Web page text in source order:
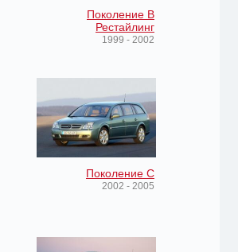
Поколение B
Рестайлинг
1999 - 2002
Поколение C
2002 - 2005